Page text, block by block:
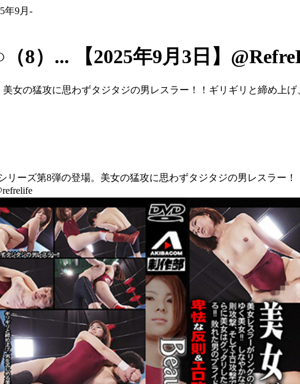
年9月-
8）... 【2025年9月3日】
女の猛攻に思わずタジタジの男レスラー！！ギリギリと締め上
ーズ第8弾の登場。美女の猛攻に思わずタジタジの男レスラー